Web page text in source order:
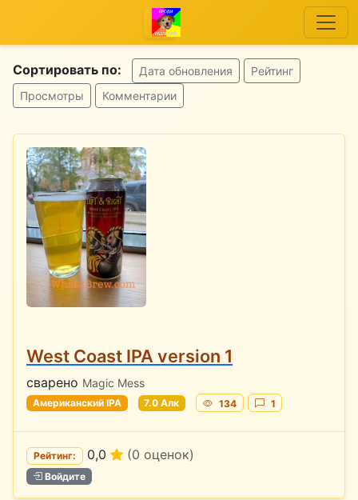
Сортировать по: Дата обновления
Рейтинг
Просмотры
Комментарии
West Coast IPA version 1
сварено Magic Mess
Американский IPA 7.0 Алк 134 1
Рейтинг: 0,0 (0 оценок)
Войдите